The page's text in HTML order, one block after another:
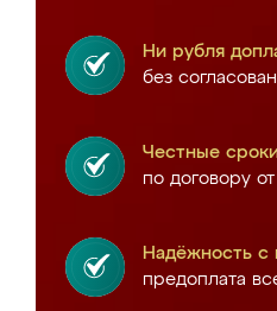
Ни рубля
без
Честные
по договору
Надёжность с
предоплата